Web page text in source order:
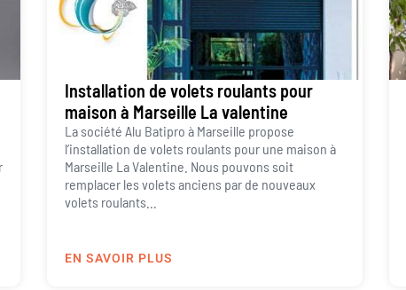
Installation de volets roulants pour
maison à Marseille La valentine
La société Alu Batipro à Marseille propose
l’installation de volets roulants pour une maison à
Marseille La Valentine. Nous pouvons soit
remplacer les volets anciens par de nouveaux
volets roulants...
EN SAVOIR PLUS